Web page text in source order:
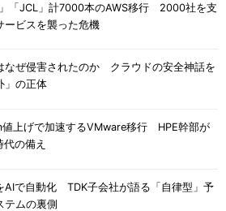
」「JCL」計7000本のAWS移行 2000社を支
ービスを襲った危機
なぜ侵害されたのか クラウドの安全神話を
」の正体
上げで加速するVMware移行 HPE幹部が
の備え
AIで自動化 TDK子会社が語る「自律型」予
テムの裏側